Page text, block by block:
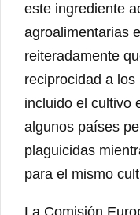
este ingrediente
agroalimentarias
reiteradamente
reciprocidad a
incluido el cultivo
algunos países
plaguicidas
para el mismo